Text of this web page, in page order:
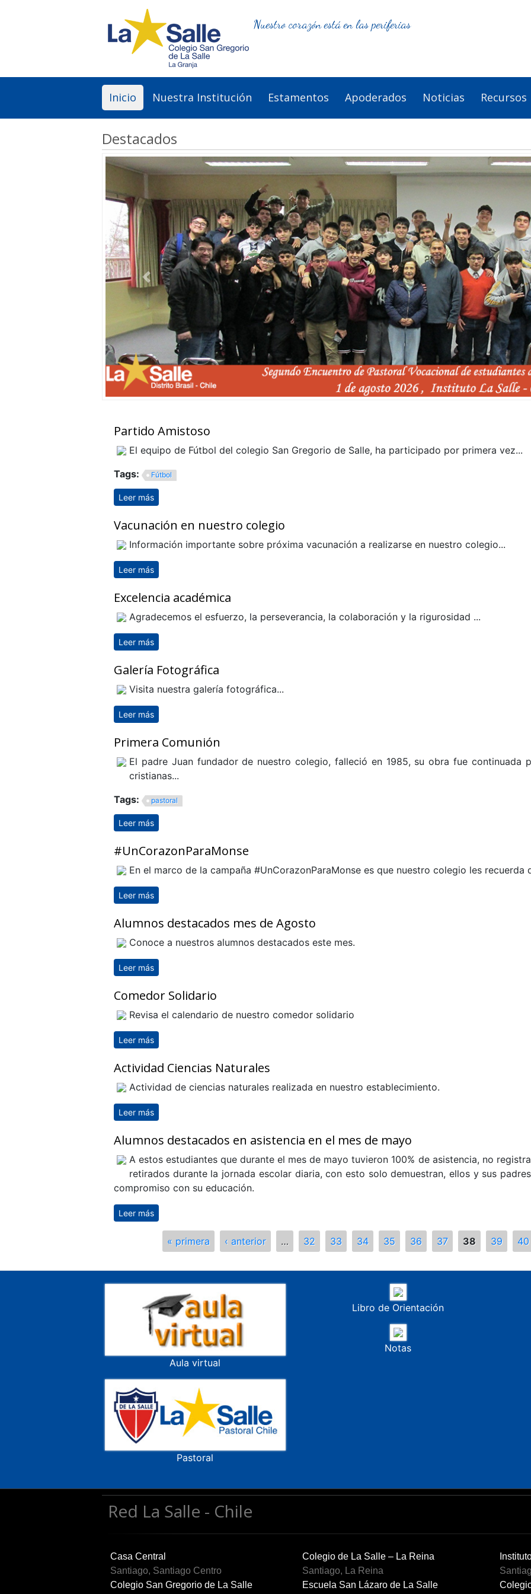
Nuestro corazón está en las periferias
Inicio Nuestra Institución Estamentos Apoderados Noticias Recursos
Destacados
Anterior
Partido Amistoso
El equipo de Fútbol del colegio San Gregorio de Salle, ha participado por primera vez...
Tags:
Fútbol
Leer más
Vacunación en nuestro colegio
Información importante sobre próxima vacunación a realizarse en nuestro colegio...
Leer más
Excelencia académica
Agradecemos el esfuerzo, la perseverancia, la colaboración y la rigurosidad ...
Leer más
Galería Fotográfica
Visita nuestra galería fotográfica...
Leer más
Primera Comunión
El padre Juan fundador de nuestro colegio, falleció en 1985, su obra fue continuada
cristianas...
Tags:
pastoral
Leer más
#UnCorazonParaMonse
En el marco de la campaña #UnCorazonParaMonse es que nuestro colegio les recuerda
Leer más
Alumnos destacados mes de Agosto
Conoce a nuestros alumnos destacados este mes.
Leer más
Comedor Solidario
Revisa el calendario de nuestro comedor solidario
Leer más
Actividad Ciencias Naturales
Actividad de ciencias naturales realizada en nuestro establecimiento.
Leer más
Alumnos destacados en asistencia en el mes de mayo
A estos estudiantes que durante el mes de mayo tuvieron 100% de asistencia, no
retirados durante la jornada escolar diaria, con esto solo demuestran, ellos y sus
compromiso con su educación.
Leer más
Páginas« primera ‹ anterior … 32 33 34 35 36 37 38 39 40
Aula virtual
Pastoral
Libro de Orientación
Notas
Red La Salle - Chile
Casa Central
Santiago, Santiago Centro
Colegio de La Salle – La Reina
Santiago, La Reina
Colegio San Gregorio de La Salle
Escuela San Lázaro de La Salle